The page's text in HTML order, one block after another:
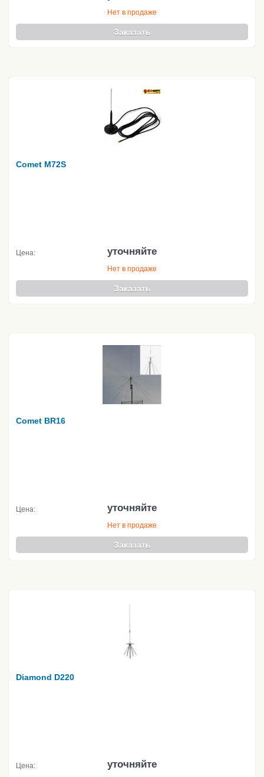
Нет в продаже
Заказать
Comet M72S
Цена: уточняйте
Нет в продаже
Заказать
Comet BR16
Цена: уточняйте
Нет в продаже
Заказать
Diamond D220
Цена: уточняйте